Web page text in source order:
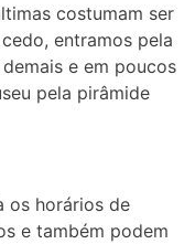
costumam ser
entramos pela
e em poucos
pela pirâmide
os horários de
e também podem